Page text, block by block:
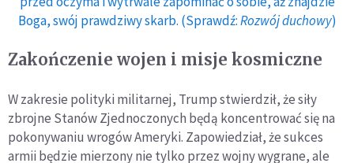
Boga, swój prawdziwy skarb. (Sprawdź:Rozwój duchowy)
Zakończenie wojen i misje kosmiczne
W zakresie polityki militarnej, Trump stwierdził, że siły
zbrojne Stanów Zjednoczonych będą koncentrować się na
pokonywaniu wrogów Ameryki. Zapowiedział, że sukces
armii będzie mierzony nie tylko przez wojny wygrane, ale